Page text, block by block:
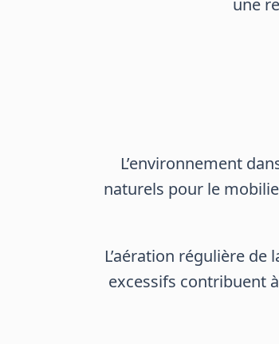
une
L’environnement
naturels pour le
L’aération régulière
excessifs contribuent